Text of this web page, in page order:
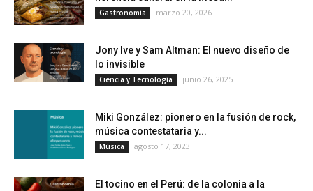
Gastronomía marzo 20, 2026
Jony Ive y Sam Altman: El nuevo diseño de
lo invisible
Ciencia y Tecnología junio 26, 2025
Miki González: pionero en la fusión de rock,
música contestataria y...
Música agosto 17, 2023
El tocino en el Perú: de la colonia a la